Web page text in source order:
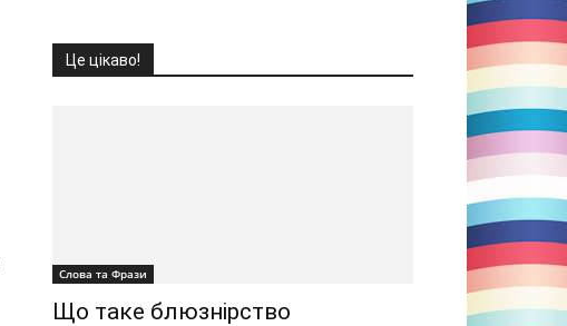
Це цікаво!
Слова та Фрази
Що таке блюзнірство